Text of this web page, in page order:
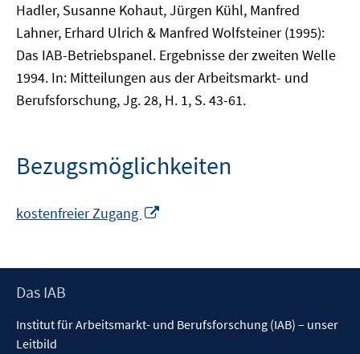
Hadler, Susanne Kohaut, Jürgen Kühl, Manfred
Lahner, Erhard Ulrich & Manfred Wolfsteiner (1995):
Das IAB-Betriebspanel. Ergebnisse der zweiten Welle
1994. In: Mitteilungen aus der Arbeitsmarkt- und
Berufsforschung, Jg. 28, H. 1, S. 43-61.
Bezugsmöglichkeiten
kostenfreier Zugang
öffnen
Footer
Das IAB
Institut für Arbeitsmarkt- und Berufsforschung (IAB) – unser
Leitbild